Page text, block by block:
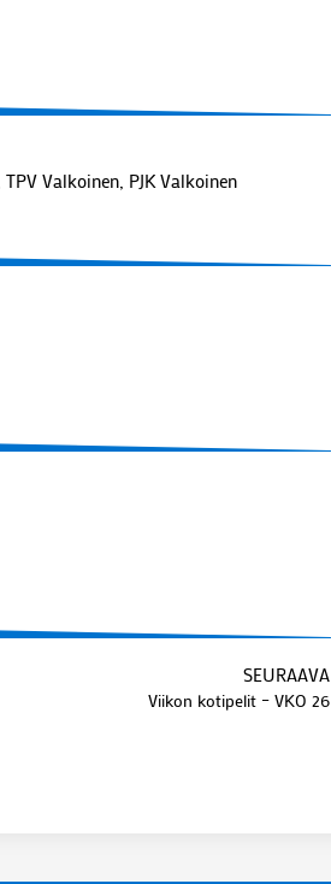
Valkoinen, PJK Valkoinen
SEURAAVA
Viikon kotipelit – VKO 26